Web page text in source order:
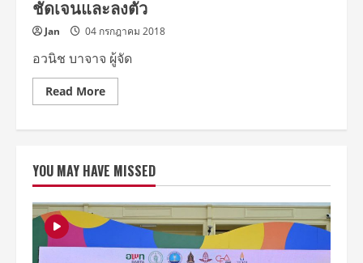
ชัดเจนและลงตัว
Jan 04 กรกฎาคม 2018
อวนิช บาจาจ ผู้จัด
Read MoreRead
more
โซ
โอ
ลิ
โอ
เชป)
ผลิต
เพื่อ
YOU MAY HAVE MISSED